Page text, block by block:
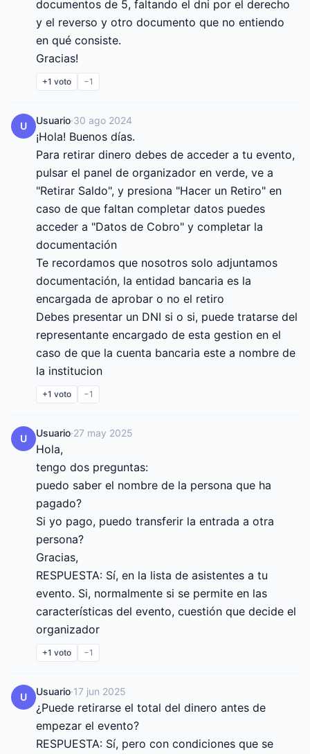
documentos de 5, faltando el dni por el derecho
y el reverso y otro documento que no entiendo
en qué consiste.
Gracias!
+1 voto −1
U Usuario·30 ago 2024
¡Hola! Buenos días.
Para retirar dinero debes de acceder a tu evento,
pulsar el panel de organizador en verde, ve a
"Retirar Saldo", y presiona "Hacer un Retiro" en
caso de que faltan completar datos puedes
acceder a "Datos de Cobro" y completar la
documentación
Te recordamos que nosotros solo adjuntamos
documentación, la entidad bancaria es la
encargada de aprobar o no el retiro
Debes presentar un DNI si o si, puede tratarse del
representante encargado de esta gestion en el
caso de que la cuenta bancaria este a nombre de
la institucion
+1 voto −1
U Usuario·27 may 2025
Hola,
tengo dos preguntas:
puedo saber el nombre de la persona que ha
pagado?
Si yo pago, puedo transferir la entrada a otra
persona?
Gracias,
RESPUESTA: Sí, en la lista de asistentes a tu
evento. Si, normalmente si se permite en las
características del evento, cuestión que decide el
organizador
+1 voto −1
U Usuario·17 jun 2025
¿Puede retirarse el total del dinero antes de
empezar el evento?
RESPUESTA: Sí, pero con condiciones que se